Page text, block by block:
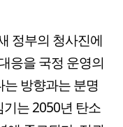
정부의 청사진에
응을 국정 운영의
방향과는 분명
기는 2050년 탄소